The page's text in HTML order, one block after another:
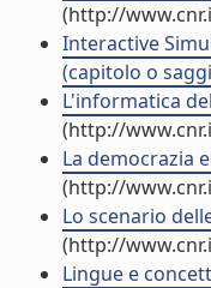
(http://
Interactive
(capitolo o
L'informatica
(http://
La democrazia
(http://
Lo scenario
(http://
Lingue e